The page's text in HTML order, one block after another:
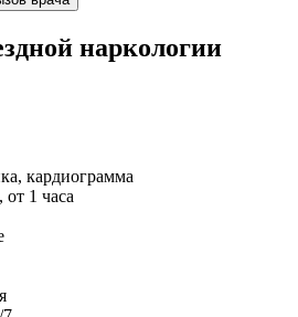
наркологии
кардиограмма
1 часа